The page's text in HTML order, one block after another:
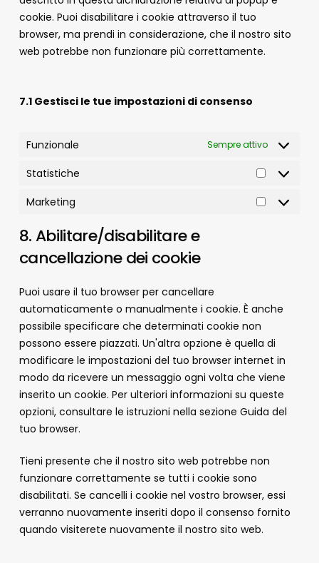
cookie. Puoi disabilitare i cookie attraverso il tuo
browser, ma prendi in considerazione, che il nostro sito
web potrebbe non funzionare più correttamente.
7.1 Gestisci le tue impostazioni di consenso
Funzionale Sempre attivo
Statistiche
Marketing
Marketing
8. Abilitare/disabilitare e
cancellazione dei cookie
Puoi usare il tuo browser per cancellare
automaticamente o manualmente i cookie. È anche
possibile specificare che determinati cookie non
possono essere piazzati. Un'altra opzione è quella di
modificare le impostazioni del tuo browser internet in
modo da ricevere un messaggio ogni volta che viene
inserito un cookie. Per ulteriori informazioni su queste
opzioni, consultare le istruzioni nella sezione Guida del
tuo browser.
Tieni presente che il nostro sito web potrebbe non
funzionare correttamente se tutti i cookie sono
disabilitati. Se cancelli i cookie nel vostro browser, essi
verranno nuovamente inseriti dopo il consenso fornito
quando visiterete nuovamente il nostro sito web.